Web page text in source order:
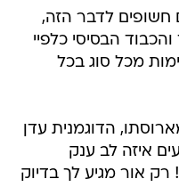
לדבר הזה,
הבסיסי כלפיי
מכל סוג בכל
הדוגמנית עדן
איזה לב ענק
אור מגיע לך בדיוק